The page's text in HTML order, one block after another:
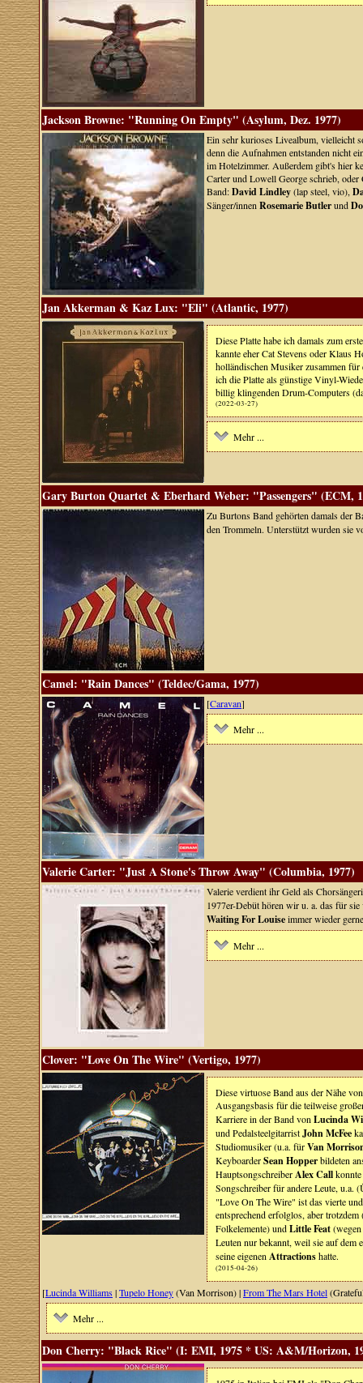
Jackson Browne: "Running On Empty" (Asylum, Dez. 1977)
Ein sehr kurioses Livealbum, vielleicht
denn die Aufnahmen entstanden nicht
im Hotelzimmer. Außerdem gibt's hier
Carter und Lowell George schrieb,
Band:David Lindley(lap steel, vio),
Sänger/innen Rosemarie Butlerund
Jan Akkerman & Kaz Lux: "Eli" (Atlantic, 1977)
Diese Platte habe ich damals zum
kannte eher Cat Stevens oder Klaus
holländischen Musiker zusammen
ich die Platte als günstige Vinyl-
billig klingenden Drum-Computers
(2022-03-27)
Mehr ...
Gary Burton Quartet & Eberhard Weber: "Passengers" (ECM,
Zu Burtons Band gehörten damals der
den Trommeln. Unterstützt wurden sie
Camel: "Rain Dances" (Teldec/Gama, 1977)
[Caravan]
Mehr ...
Valerie Carter: "Just A Stone's Throw Away" (Columbia, 1977)
Valerie verdient ihr Geld als
1977er-Debüt hören wir u. a. das für
Waiting For Louiseimmer wieder
Mehr ...
Clover: "Love On The Wire" (Vertigo, 1977)
Diese virtuose Band aus der Nähe
Ausgangsbasis für die teilweise
Karriere in der Band von Lucinda
und PedalsteelgitarristJohn McFee
Studiomusiker (u.a. fürVan
KeyboarderSean Hopperbildeten
HauptsongschreiberAlex Call
Songschreiber für andere Leute,
"Love On The Wire" ist das vierte
entsprechend erfolglos, aber
Folkelemente) undLittle Feat
Leuten nur bekannt, weil sie auf
seine eigenen Attractionshatte.
(2015-04-26)
[Lucinda Williams|Tupelo Honey(Van Morrison) |From The Mars Hotel
Mehr ...
Don Cherry: "Black Rice" (I: EMI, 1975 * US: A&M/Horizon,